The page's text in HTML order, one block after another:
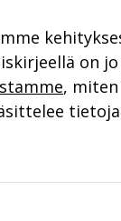
on
tiedot.
juuri
tuotetieto
Tätä
asetukset
on jo
,